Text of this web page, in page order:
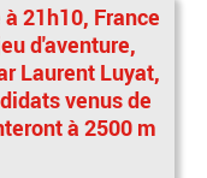
21h10, France
d'aventure,
Laurent Luyat,
venus de
à 2500 m